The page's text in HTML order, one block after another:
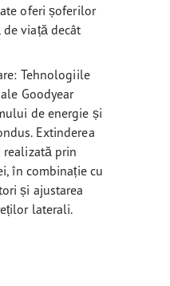
oferi șoferilor
viață decât
Tehnologiile
Goodyear
de energie și
Extinderea
prin
în combinație cu
și ajustarea
laterali.